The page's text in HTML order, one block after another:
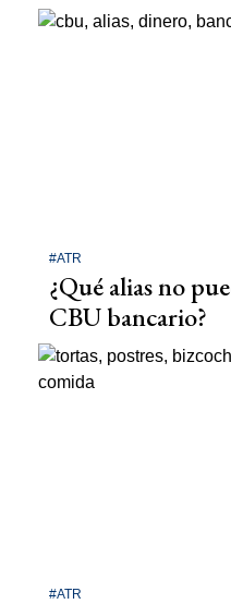
#ATR
¿Qué alias no
CBU bancario?
#ATR